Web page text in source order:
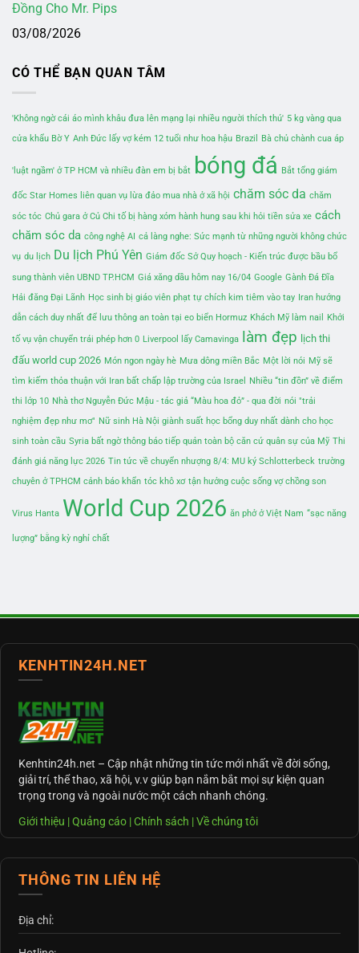
Đồng Cho Mr. Pips
03/08/2026
CÓ THỂ BẠN QUAN TÂM
'Không ngờ cái áo mình khâu đưa lên mạng lại nhiều người thích thú' 5 kg vàng qua
cửa khẩu Bờ Y Anh Đức lấy vợ kém 12 tuổi như hoa hậu Brazil Bà chủ chành cua áp
'luật ngầm' ở TP HCM và nhiều đàn em bị bắt bóng đá Bắt tổng giám
đốc Star Homes liên quan vụ lừa đảo mua nhà ở xã hội chăm sóc da chăm
sóc tóc Chủ gara ở Củ Chi tố bị hàng xóm hành hung sau khi hỏi tiền sửa xe cách
chăm sóc da công nghệ AI cả làng nghe: Sức mạnh từ những người không chức
vụ du lịch Du lịch Phú Yên Giám đốc Sở Quy hoạch - Kiến trúc được bầu bổ
sung thành viên UBND TP.HCM Giá xăng dầu hôm nay 16/04 Google Gành Đá Đĩa
Hải đăng Đại Lãnh Học sinh bị giáo viên phạt tự chích kim tiêm vào tay Iran hướng
dẫn cách duy nhất để lưu thông an toàn tại eo biển Hormuz Khách Mỹ làm nail Khởi
tố vụ vận chuyển trái phép hơn 0 Liverpool lấy Camavinga làm đẹp lịch thi
đấu world cup 2026 Món ngon ngày hè Mưa dông miền Bắc Một lời nói Mỹ sẽ
tìm kiếm thỏa thuận với Iran bất chấp lập trường của Israel
Nhiều “tin đồn” về điểm
thi lớp 10 Nhà thơ Nguyễn Đức Mậu - tác giả “Màu hoa đỏ” - qua đời nói "trải
nghiệm đẹp như mơ" Nữ sinh Hà Nội giành suất học bổng duy nhất dành cho học
sinh toàn cầu Syria bất ngờ thông báo tiếp quản toàn bộ căn cứ quân sự của Mỹ Thi
đánh giá năng lực 2026 Tin tức về chuyển nhượng 8/4: MU ký Schlotterbeck trường
chuyên ở TPHCM cảnh báo khẩn tóc khô xơ tận hưởng cuộc sống vợ chồng son
Virus Hanta World Cup 2026 ăn phở ở Việt Nam “sạc năng
lượng” bằng kỳ nghỉ chất
KENHTIN24H.NET
Kenhtin24h.net – Cập nhật những tin tức mới nhất về đời sống,
giải trí, thể thao, xã hội, v.v giúp bạn nắm bắt mọi sự kiện quan
trọng trong và ngoài nước một cách nhanh chóng.
Giới thiệu |Quảng cáo |Chính sách |Về chúng tôi
THÔNG TIN LIÊN HỆ
Địa chỉ: